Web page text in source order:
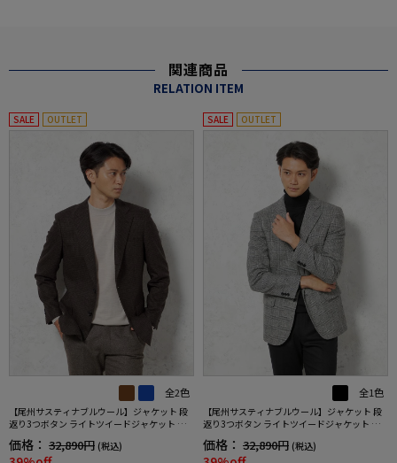
関連商品
RELATION ITEM
SALE OUTLET
全2色
【尾州サスティナブルウール】ジャケット 段
返り3つボタン ライトツイードジャケット ガ
ンクラブ リッケンバッカー 秋冬
価格： 32,890円 (税込)
SALE OUTLET
全1色
【尾州サスティナブルウール】ジャケット 段
返り3つボタン ライトツイードジャケット グ
レンチェック リッケンバッカー 秋冬
価格： 32,890円 (税込)